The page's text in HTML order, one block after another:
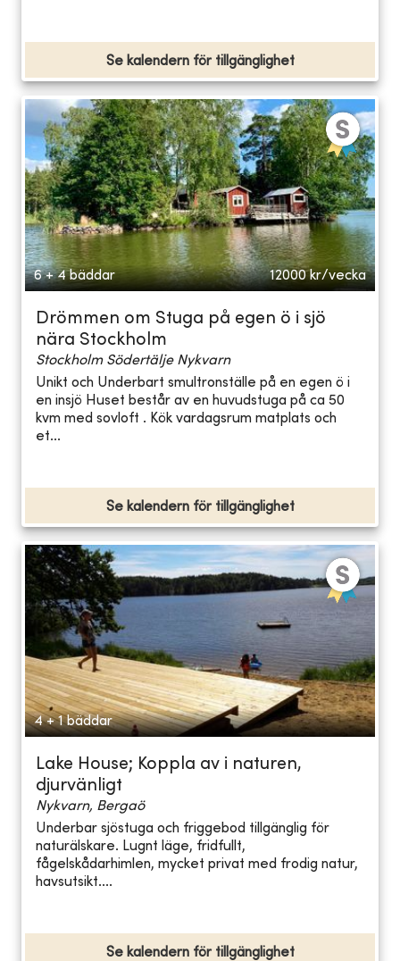
Se kalendern för tillgänglighet
6 + 4 bäddar 12000 kr/vecka
Drömmen om Stuga på egen ö i sjö
nära Stockholm
Stockholm Södertälje Nykvarn
Unikt och Underbart smultronställe på en egen ö i
en insjö Huset består av en huvudstuga på ca 50
kvm med sovloft . Kök vardagsrum matplats och
et...
Se kalendern för tillgänglighet
4 + 1 bäddar
Lake House; Koppla av i naturen,
djurvänligt
Nykvarn, Bergaö
Underbar sjöstuga och friggebod tillgänglig för
naturälskare. Lugnt läge, fridfullt,
fågelskådarhimlen, mycket privat med frodig natur,
havsutsikt....
Se kalendern för tillgänglighet